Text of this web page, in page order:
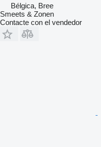
Bélgica, Bree
Smeets & Zonen
Contacte con el vendedor